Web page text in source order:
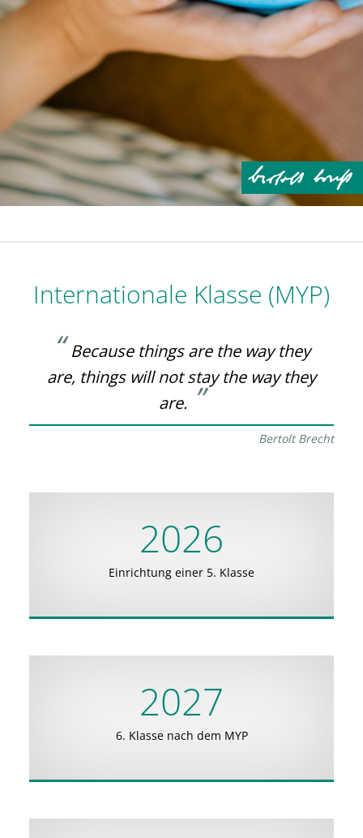
Internationale Klasse (MYP)
Because things are the way they
are, things will not stay the way they
are.
Bertolt Brecht
2026
Einrichtung einer 5. Klasse
2027
6. Klasse nach dem MYP